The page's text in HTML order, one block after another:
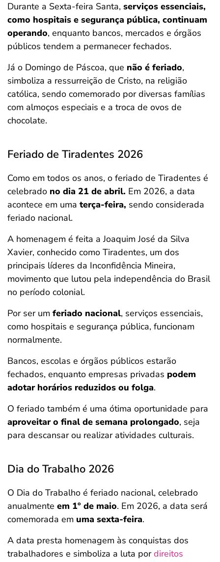
Durante a Sexta-feira Santa, serviços essenciais,
como hospitais e segurança pública, continuam
operando, enquanto bancos, mercados e órgãos
públicos tendem a permanecer fechados.
Já o Domingo de Páscoa, que não é feriado,
simboliza a ressurreição de Cristo, na religião
católica, sendo comemorado por diversas famílias
com almoços especiais e a troca de ovos de
chocolate.
Feriado de Tiradentes 2026
Como em todos os anos, o feriado de Tiradentes é
celebrado no dia 21 de abril. Em 2026, a data
acontece em uma terça-feira, sendo considerada
feriado nacional.
A homenagem é feita a Joaquim José da Silva
Xavier, conhecido como Tiradentes, um dos
principais líderes da Inconfidência Mineira,
movimento que lutou pela independência do Brasil
no período colonial.
Por ser um feriado nacional, serviços essenciais,
como hospitais e segurança pública, funcionam
normalmente.
Bancos, escolas e órgãos públicos estarão
fechados, enquanto empresas privadas podem
adotar horários reduzidos ou folga.
O feriado também é uma ótima oportunidade para
aproveitar o final de semana prolongado, seja
para descansar ou realizar atividades culturais.
Dia do Trabalho 2026
O Dia do Trabalho é feriado nacional, celebrado
anualmente em 1º de maio. Em 2026, a data será
comemorada em uma sexta-feira.
A data presta homenagem às conquistas dos
trabalhadores e simboliza a luta pordireitos